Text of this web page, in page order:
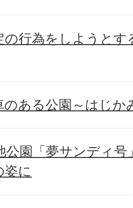
の行為をしようとす
のある公園～はじか
公園「夢サンディ号
姿に